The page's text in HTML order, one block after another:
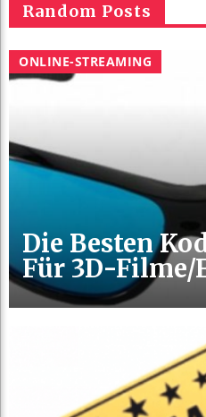
Random Posts
ONLINE-STREAMING
Die Besten
Für 3D-Filme/